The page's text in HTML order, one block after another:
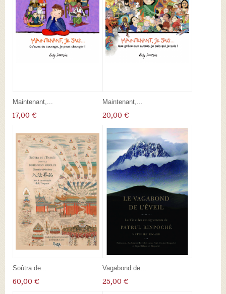
Maintenant,...
17,00 €
Maintenant,...
20,00 €
Soûtra de...
60,00 €
Vagabond de...
25,00 €